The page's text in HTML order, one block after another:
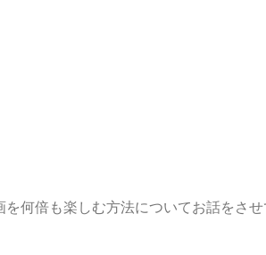
何倍も楽しむ方法についてお話をさ